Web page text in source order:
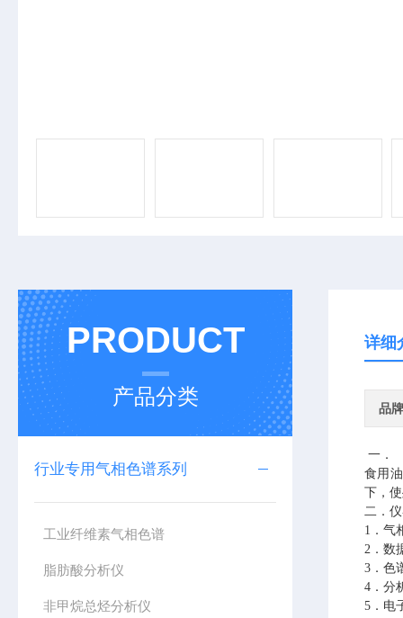
PRODUCT
产品分类
行业专用气相色谱系列
工业纤维素气相色谱
脂肪酸分析仪
非甲烷总烃分析仪
详细
品牌
一．
食用
下，
二．
1．气
2．数
3．色
4．分
5．电